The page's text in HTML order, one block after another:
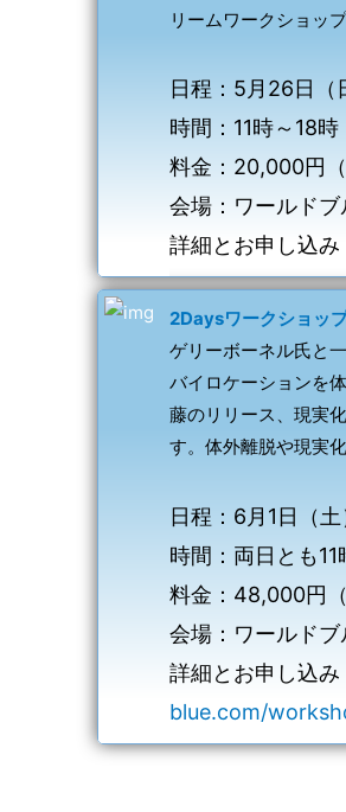
リームワークショップ
日程：5月26日（
時間：11時～18時
料金：20,000円（
会場：ワールドブ
詳細とお申し込み
2Daysワークショッ
ゲリーボーネル氏と
バイロケーションを
藤のリリース、現実
す。体外離脱や現実
日程：6月1日（土
時間：両日とも11
料金：48,000円（
会場：ワールドブ
詳細とお申し込み
blue.com/